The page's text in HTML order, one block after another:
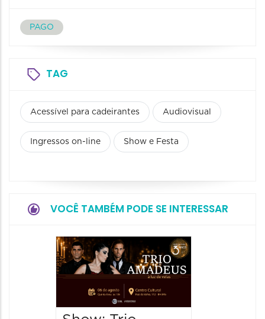
PAGO
TAG
Acessível para cadeirantes Audiovisual
Ingressos on-line Show e Festa
VOCÊ TAMBÉM PODE SE INTERESSAR